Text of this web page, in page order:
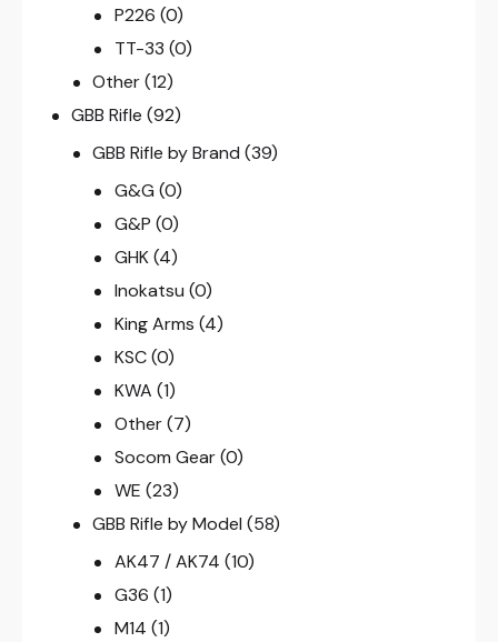
P226 (0)
TT-33 (0)
Other (12)
GBB Rifle (92)
GBB Rifle by Brand (39)
G&G (0)
G&P (0)
GHK (4)
Inokatsu (0)
King Arms (4)
KSC (0)
KWA (1)
Other (7)
Socom Gear (0)
WE (23)
GBB Rifle by Model (58)
AK47 / AK74 (10)
G36 (1)
M14 (1)